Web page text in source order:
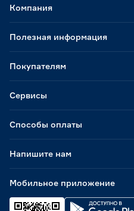
Способы оплаты
Мобильное приложение
Компания
Полезная информация
Покупателям
Сервисы
Напишите нам